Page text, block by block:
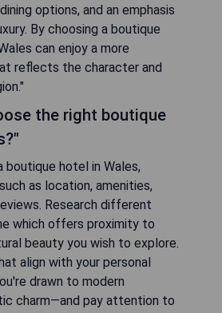
options, and an emphasis
By choosing a boutique
can enjoy a more
reflects the character and
the right boutique
boutique hotel in Wales,
as location, amenities,
Research different
which offers proximity to
beauty you wish to explore.
align with your personal
drawn to modern
charm—and pay attention to